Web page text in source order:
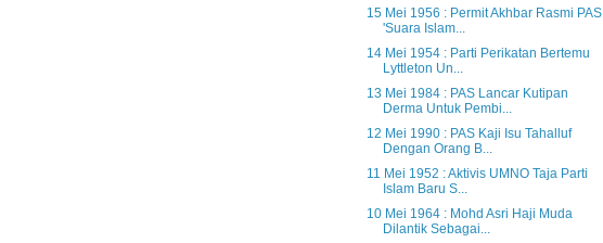
15 Mei 1956 : Permit Akhbar Rasmi PAS
'Suara Islam...
14 Mei 1954 : Parti Perikatan Bertemu
Lyttleton Un...
13 Mei 1984 : PAS Lancar Kutipan
Derma Untuk Pembi...
12 Mei 1990 : PAS Kaji Isu Tahalluf
Dengan Orang B...
11 Mei 1952 : Aktivis UMNO Taja Parti
Islam Baru S...
10 Mei 1964 : Mohd Asri Haji Muda
Dilantik Sebagai...